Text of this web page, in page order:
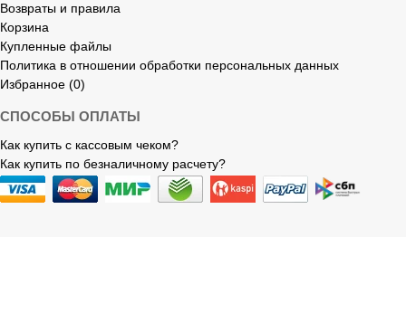
Возвраты и правила
Корзина
Купленные файлы
Политика в отношении обработки персональных данных
Избранное (0)
СПОСОБЫ ОПЛАТЫ
Как купить с кассовым чеком?
Как купить по безналичному расчету?